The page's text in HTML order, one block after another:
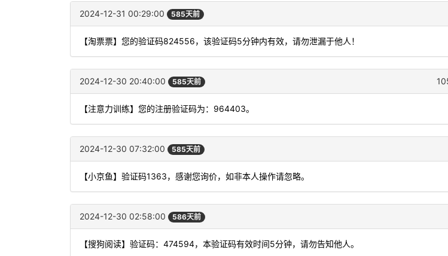
2024-12-31 00:29:00 585天前
【淘票票】您的验证码824556，该验证码5分钟内有效，请勿泄漏于他人！
2024-12-30 20:40:00 585天前
【注意力训练】您的注册验证码为：964403。
2024-12-30 07:32:00 585天前
【小京鱼】验证码1363，感谢您询价，如非本人操作请忽略。
2024-12-30 02:58:00 586天前
【搜狗阅读】验证码：474594，本验证码有效时间5分钟，请勿告知他人。